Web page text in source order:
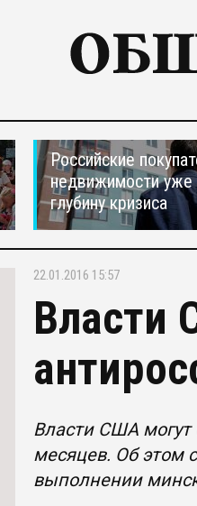
Российские
недвижимости уже
глубину кризиса
22.01.2016 15:57
Власти
Власти США могут
месяцев. Об этом
выполнении